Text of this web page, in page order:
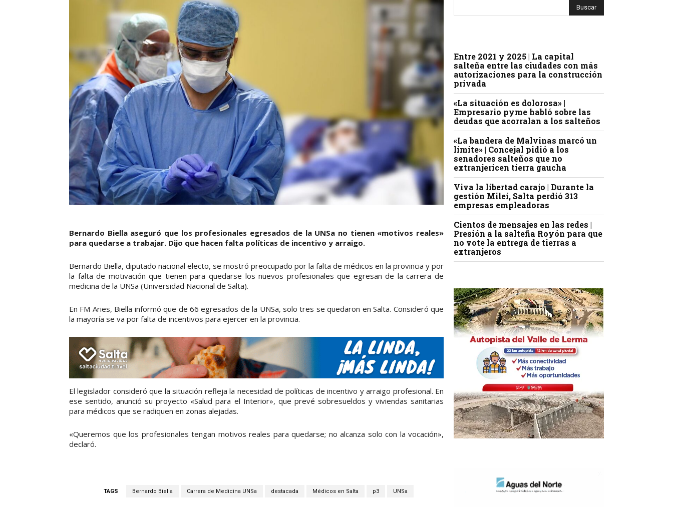
Bernardo Biella aseguró que los profesionales egresados de la UNSa no tienen «motivos reales»
para quedarse a trabajar. Dijo que hacen falta políticas de incentivo y arraigo.
Bernardo Biella, diputado nacional electo, se mostró preocupado por la falta de médicos en la provincia y por
la falta de motivación que tienen para quedarse los nuevos profesionales que egresan de la carrera de
medicina de la UNSa (Universidad Nacional de Salta).
En FM Aries, Biella informó que de 66 egresados de la UNSa, solo tres se quedaron en Salta. Consideró que
la mayoría se va por falta de incentivos para ejercer en la provincia.
El legislador consideró que la situación refleja la necesidad de políticas de incentivo y arraigo profesional. En
ese sentido, anunció su proyecto «Salud para el Interior», que prevé sobresueldos y viviendas sanitarias
para médicos que se radiquen en zonas alejadas.
«Queremos que los profesionales tengan motivos reales para quedarse; no alcanza solo con la vocación»,
declaró.
TAGS Bernardo Biella Carrera de Medicina UNSa destacada Médicos en Salta p3 UNSa
Entre 2021 y 2025 | La capital
salteña entre las ciudades con más
autorizaciones para la construcción
privada
«La situación es dolorosa» |
Empresario pyme habló sobre las
deudas que acorralan a los salteños
«La bandera de Malvinas marcó un
límite» | Concejal pidió a los
senadores salteños que no
extranjericen tierra gaucha
Viva la libertad carajo | Durante la
gestión Milei, Salta perdió 313
empresas empleadoras
Cientos de mensajes en las redes |
Presión a la salteña Royón para que
no vote la entrega de tierras a
extranjeros